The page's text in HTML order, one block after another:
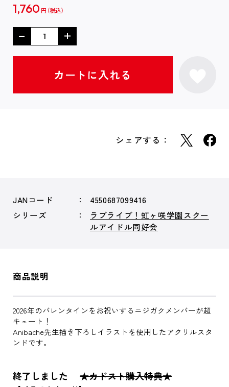
1,760 円
シェアする：
JANコード
4550687099416
シリーズ
ラブライブ！虹ヶ咲学園スクー
ルアイドル同好会
商品説明
2026年のバレンタインをお祝いするニジガクメンバーが超
キュート！
Anibache先生描き下ろしイラストを使用したアクリルスタ
ンドです。
終了しました ★カドスト購入特典★